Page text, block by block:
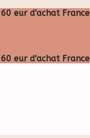
eur d'achat France
eur d'achat France